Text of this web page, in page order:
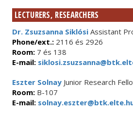
LECTURERS, RESEARCHERS
Dr. Zsuzsanna Siklósi Assistant
Phone/ext.: 2116 és 2926
Room: 7 és 138
E-mail:
Eszter Solnay Junior Research
Room: B-107
E-mail: